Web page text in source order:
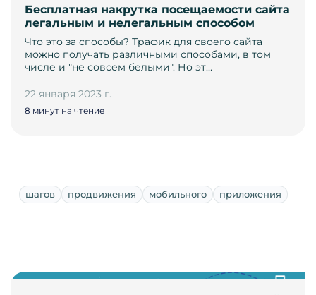
Бесплатная накрутка посещаемости сайта
легальным и нелегальным способом
Что это за способы? Трафик для своего сайта
можно получать различными способами, в том
числе и "не совсем белыми". Но эт…
22 января 2023 г.
8 минут на чтение
шагов продвижения мобильного приложения